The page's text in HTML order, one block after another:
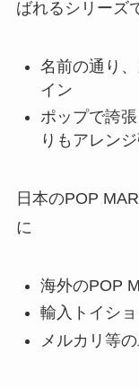
ばれるシリーズ
名前の通り
イン
ポップで誇
りもアレン
日本のPOP
に
海外のPOP
輸入トイシ
メルカリ等